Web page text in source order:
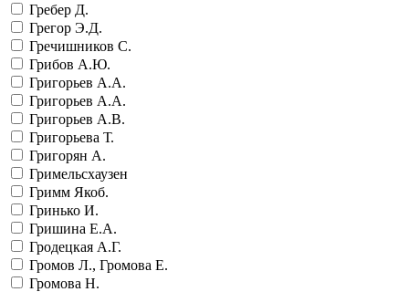
Гребер Д.
Грегор Э.Д.
Гречишников С.
Грибов А.Ю.
Григорьев А.А.
Григорьев А.А.
Григорьев А.В.
Григорьева Т.
Григорян А.
Гримельсхаузен
Гримм Якоб.
Гринько И.
Гришина Е.А.
Гродецкая А.Г.
Громов Л., Громова Е.
Громова Н.